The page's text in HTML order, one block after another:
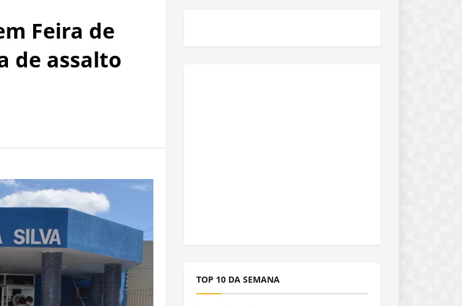
Feira de
de assalto
TOP 10 DA SEMANA